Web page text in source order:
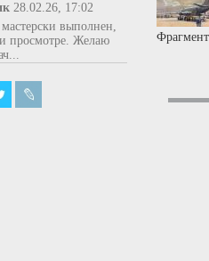
28.02.26, 17:02
выполнен,
просмотре. Желаю